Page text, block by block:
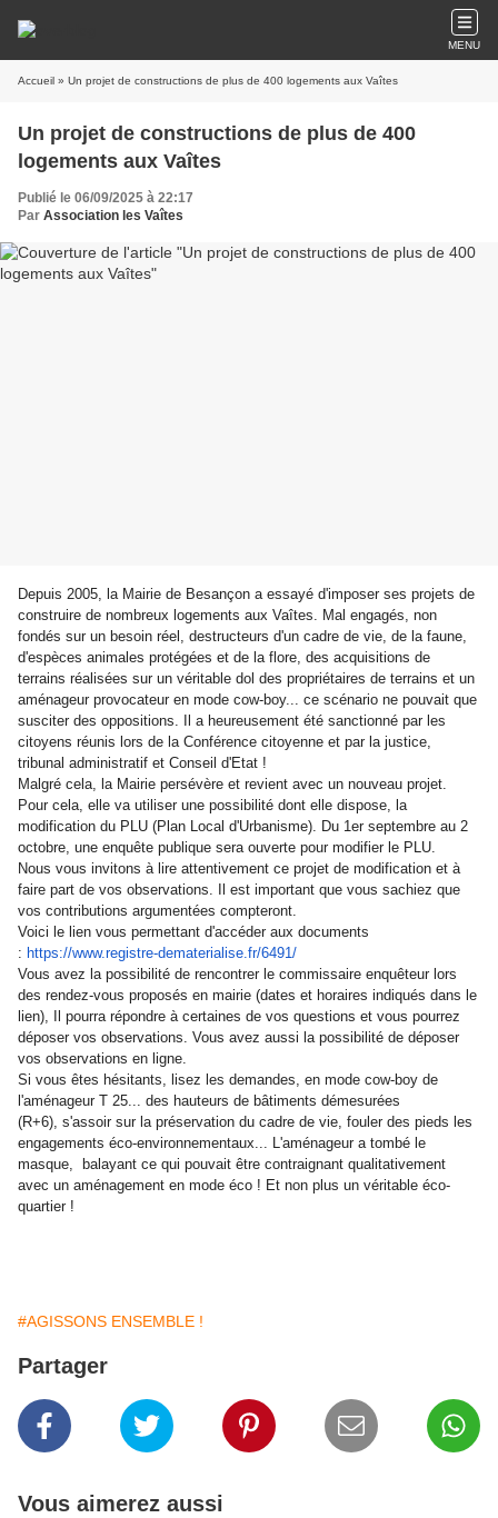
MENU
Accueil » Un projet de constructions de plus de 400 logements aux Vaîtes
Un projet de constructions de plus de 400
logements aux Vaîtes
Publié le 06/09/2025 à 22:17
Par Association les Vaîtes
Depuis 2005, la Mairie de Besançon a essayé d'imposer ses projets de
construire de nombreux logements aux Vaîtes. Mal engagés, non
fondés sur un besoin réel, destructeurs d'un cadre de vie, de la faune,
d'espèces animales protégées et de la flore, des acquisitions de
terrains réalisées sur un véritable dol des propriétaires de terrains et un
aménageur provocateur en mode cow-boy... ce scénario ne pouvait que
susciter des oppositions. Il a heureusement été sanctionné par les
citoyens réunis lors de la Conférence citoyenne et par la justice,
tribunal administratif et Conseil d'Etat !
Malgré cela, la Mairie persévère et revient avec un nouveau projet.
Pour cela, elle va utiliser une possibilité dont elle dispose, la
modification du PLU (Plan Local d'Urbanisme). Du 1er septembre au 2
octobre, une enquête publique sera ouverte pour modifier le PLU.
Nous vous invitons à lire attentivement ce projet de modification et à
faire part de vos observations. Il est important que vous sachiez que
vos contributions argumentées compteront.
Voici le lien vous permettant d'accéder aux documents
: https://www.registre-dematerialise.fr/6491/
Vous avez la possibilité de rencontrer le commissaire enquêteur lors
des rendez-vous proposés en mairie (dates et horaires indiqués dans le
lien), Il pourra répondre à certaines de vos questions et vous pourrez
déposer vos observations. Vous avez aussi la possibilité de déposer
vos observations en ligne.
Si vous êtes hésitants, lisez les demandes, en mode cow-boy de
l'aménageur T 25... des hauteurs de bâtiments démesurées
(R+6), s'assoir sur la préservation du cadre de vie, fouler des pieds les
engagements éco-environnementaux... L'aménageur a tombé le
masque, balayant ce qui pouvait être contraignant qualitativement
avec un aménagement en mode éco ! Et non plus un véritable éco-
quartier !
#AGISSONS ENSEMBLE !
Partager
Vous aimerez aussi